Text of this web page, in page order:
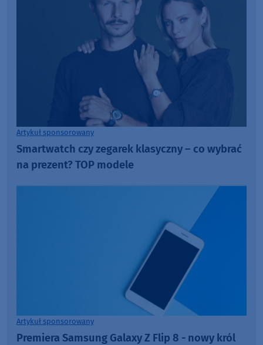
Artykuł sponsorowany
Smartwatch czy zegarek klasyczny – co wybrać
na prezent? TOP modele
Artykuł sponsorowany
Premiera Samsung Galaxy Z Flip 8 - nowy król